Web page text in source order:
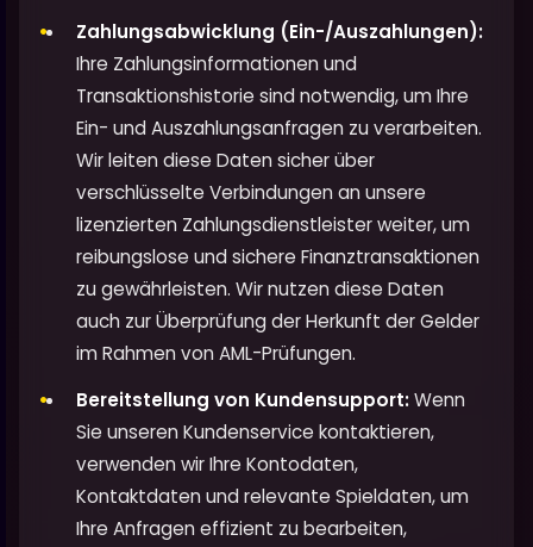
Zahlungsabwicklung (Ein-/Auszahlungen):
Ihre Zahlungsinformationen und
Transaktionshistorie sind notwendig, um Ihre
Ein- und Auszahlungsanfragen zu verarbeiten.
Wir leiten diese Daten sicher über
verschlüsselte Verbindungen an unsere
lizenzierten Zahlungsdienstleister weiter, um
reibungslose und sichere Finanztransaktionen
zu gewährleisten. Wir nutzen diese Daten
auch zur Überprüfung der Herkunft der Gelder
im Rahmen von AML-Prüfungen.
Bereitstellung von Kundensupport:Wenn
Sie unseren Kundenservice kontaktieren,
verwenden wir Ihre Kontodaten,
Kontaktdaten und relevante Spieldaten, um
Ihre Anfragen effizient zu bearbeiten,